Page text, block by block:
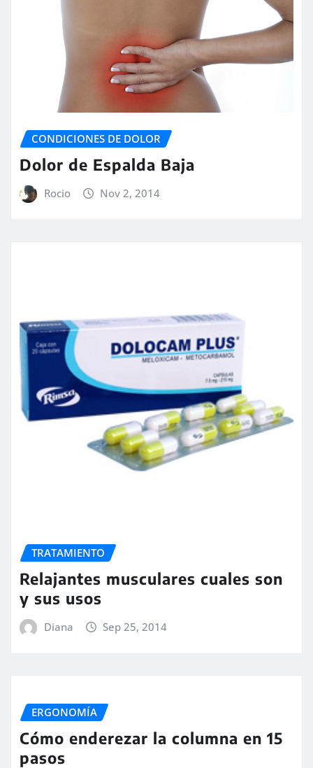
CONDICIONES DE DOLOR
Dolor de Espalda Baja
Rocio Nov 2, 2014
TRATAMIENTO
Relajantes musculares cuales son
y sus usos
Diana Sep 25, 2014
ERGONOMÍA
Cómo enderezar la columna en 15
pasos